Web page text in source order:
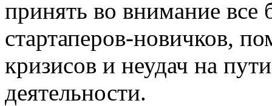
принять во внимание все
стартаперов-новичков,
кризисов и неудач на
деятельности.